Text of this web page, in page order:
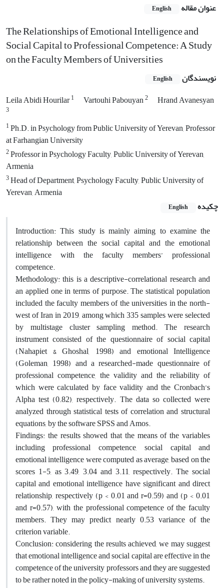
عنوان مقاله English
The Relationships of Emotional Intelligence and
Social Capital to Professional Competence: A Study
on the Faculty Members of Universities
نویسندگان English
Leila Abidi Hourilar1 Vartouhi Pabouyan2 Hrand Avanesyan
3
1Ph.D. in Psychology from Public University of Yerevan, Professor
at Farhangian University
2Professor in Psychology Faculty, Public University of Yerevan,
Armenia
3Head of Department, Psychology Faculty, Public University of
Yerevan, Armenia
چکیده
English
Introduction: This study is mainly aiming to examine the
relationship between the social capital and the emotional
intelligence with the faculty members’ professional
competence.
Methodology: this is a descriptive-correlational research and
an applied one in terms of purpose. The statistical population
included the faculty members of the universities in the north-
west of Iran in 2019, among which 335 samples were selected
by multistage cluster sampling method. The research
instrument consisted of the questionnaire of social capital
(Nahapiet & Ghoshal, 1998) and emotional Intelligence
(Goleman, 1998) and a researched-made questionnaire of
professional competence, the validity and the reliability of
which were calculated by face validity and the Cronbach’s
Alpha test (0.82), respectively. The data so collected were
analyzed through statistical tests of correlation and structural
equations, by the software SPSS and Amos.
Findings: the results showed that the means of the variables
including professional competence, social capital and
emotional intelligence were computed as average, based on the
scores 1-5, as 3.49, 3.04 and 3.11, respectively. The social
capital and emotional intelligence have significant and direct
relationship, respectively (p < 0.01 and r=0.59) and (p < 0.01
and r=0.57), with the professional competence of the faculty
members. They may predict nearly 0.53 variance of the
criterion variable.
Conclusion: considering the results achieved, we may suggest
that emotional intelligence and social capital are effective in the
competence of the university professors and they are suggested
to be rather noted in the policy-making of university systems.